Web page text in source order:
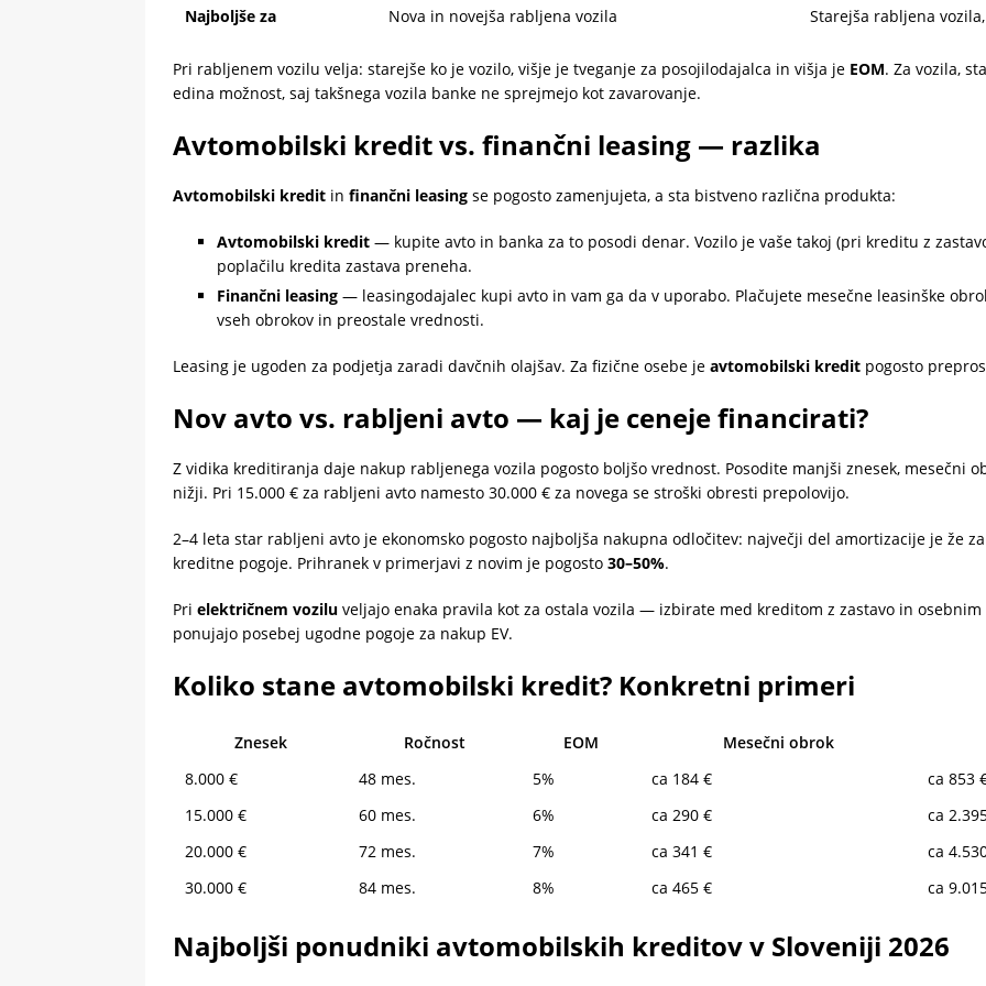
Najboljše za Nova in novejša rabljena vozila Starejša rabljena
Pri rabljenem vozilu velja: starejše ko je vozilo, višje je tveganje za posojilodajalca in višja je EOM. Za vozila,
edina možnost, saj takšnega vozila banke ne sprejmejo kot zavarovanje.
Avtomobilski kredit vs. finančni leasing — razlika
Avtomobilski kredit in finančni leasing se pogosto zamenjujeta, a sta bistveno različna produkta:
Avtomobilski kredit — kupite avto in banka za to posodi denar. Vozilo je vaše takoj (pri kreditu z
poplačilu kredita zastava preneha.
Finančni leasing — leasingodajalec kupi avto in vam ga da v uporabo. Plačujete mesečne leasinške
vseh obrokov in preostale vrednosti.
Leasing je ugoden za podjetja zaradi davčnih olajšav. Za fizične osebe je avtomobilski kredit pogosto
Nov avto vs. rabljeni avto — kaj je ceneje financirati?
Z vidika kreditiranja daje nakup rabljenega vozila pogosto boljšo vrednost. Posodite manjši znesek, mesečni
nižji. Pri 15.000 € za rabljeni avto namesto 30.000 € za novega se stroški obresti prepolovijo.
2–4 leta star rabljeni avto je ekonomsko pogosto najboljša nakupna odločitev: največji del amortizacije je že
kreditne pogoje. Prihranek v primerjavi z novim je pogosto 30–50%.
Pri električnem vozilu veljajo enaka pravila kot za ostala vozila — izbirate med kreditom z zastavo in
ponujajo posebej ugodne pogoje za nakup EV.
Koliko stane avtomobilski kredit? Konkretni primeri
Znesek Ročnost EOM
Mesečni obrok
8.000 €
48 mes. 5% ca 184 €
ca 853
15.000 €
60 mes. 6% ca 290 €
ca
20.000 €
72 mes. 7% ca 341 €
ca
30.000 €
84 mes. 8% ca 465 € ca
Najboljši ponudniki avtomobilskih kreditov v Sloveniji 2026